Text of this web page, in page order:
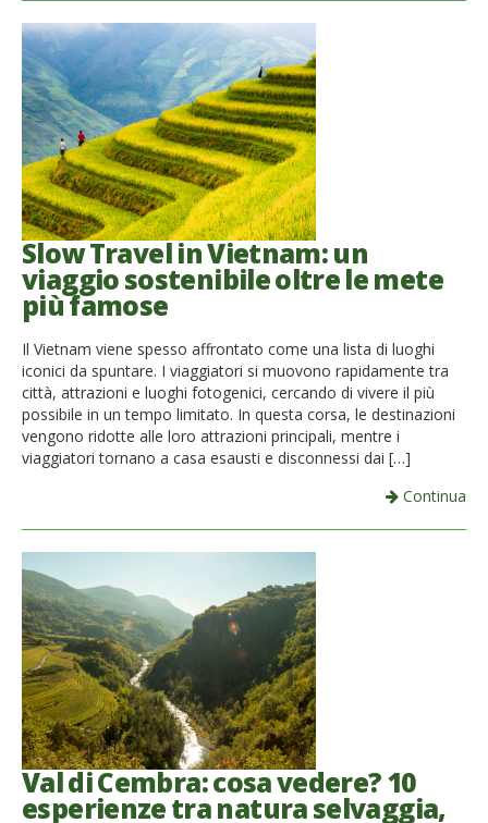
Slow Travel in Vietnam: un
viaggio sostenibile oltre le mete
più famose
Il Vietnam viene spesso affrontato come una lista di luoghi
iconici da spuntare. I viaggiatori si muovono rapidamente tra
città, attrazioni e luoghi fotogenici, cercando di vivere il più
possibile in un tempo limitato. In questa corsa, le destinazioni
vengono ridotte alle loro attrazioni principali, mentre i
viaggiatori tornano a casa esausti e disconnessi dai […]
Continua
Val di Cembra: cosa vedere? 10
esperienze tra natura selvaggia,